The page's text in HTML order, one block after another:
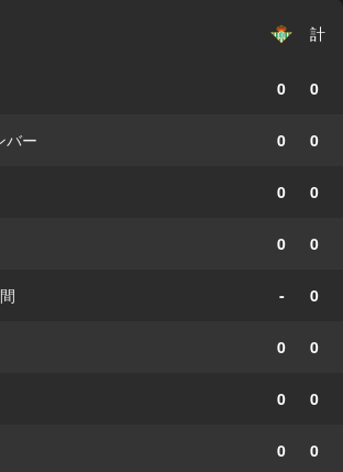
計
0 0
バー 0 0
0 0
0 0
- 0
0 0
0 0
0 0